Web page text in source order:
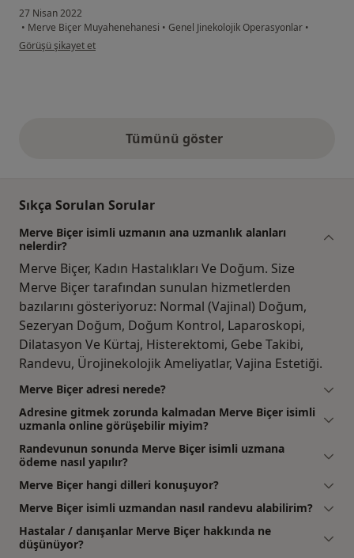
27 Nisan 2022
• Merve Biçer Muyahenehanesi • Genel Jinekolojik Operasyonlar •
kullanıcının görüşüne göre g....g
Görüşü şikayet et
Tümünü gösteryukarıdaki görüşler
Sıkça Sorulan Sorular
Merve Biçer isimli uzmanın ana uzmanlık alanları
nelerdir?
Merve Biçer, Kadın Hastalıkları Ve Doğum. Size
Merve Biçer tarafından sunulan hizmetlerden
bazılarını gösteriyoruz: Normal (Vajinal) Doğum,
Sezeryan Doğum, Doğum Kontrol, Laparoskopi,
Dilatasyon Ve Kürtaj, Histerektomi, Gebe Takibi,
Randevu, Ürojinekolojik Ameliyatlar, Vajina Estetiği.
Merve Biçer adresi nerede?
Adresine gitmek zorunda kalmadan Merve Biçer isimli
uzmanla online görüşebilir miyim?
Randevunun sonunda Merve Biçer isimli uzmana
ödeme nasıl yapılır?
Merve Biçer hangi dilleri konuşuyor?
Merve Biçer isimli uzmandan nasıl randevu alabilirim?
Hastalar / danışanlar Merve Biçer hakkında ne
düşünüyor?